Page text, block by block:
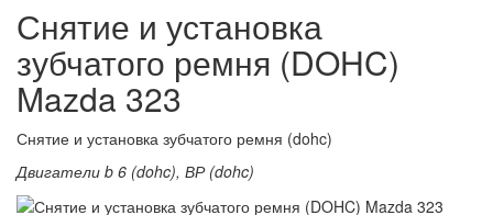
Снятие и установка
зубчатого ремня (DOHC)
Mazda 323
Снятие и установка зубчатого ремня (dohc)
Двигатели b 6 (dohc), ВР (dohc)